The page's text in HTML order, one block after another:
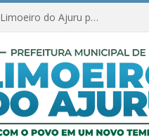
Amanhã começa nova etapa de vacinação em Limoeiro do Ajuru para idosos com 65 ou mais